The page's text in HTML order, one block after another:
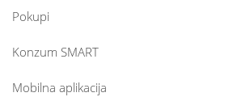
Pokupi
Konzum SMART
Mobilna aplikacija